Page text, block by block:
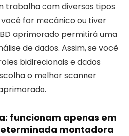
trabalha com diversos tipos
for mecânico ou tiver
aprimorado permitirá uma
de dados. Assim, se você
bidirecionais e dados
o melhor scanner
funcionam apenas em
montadora